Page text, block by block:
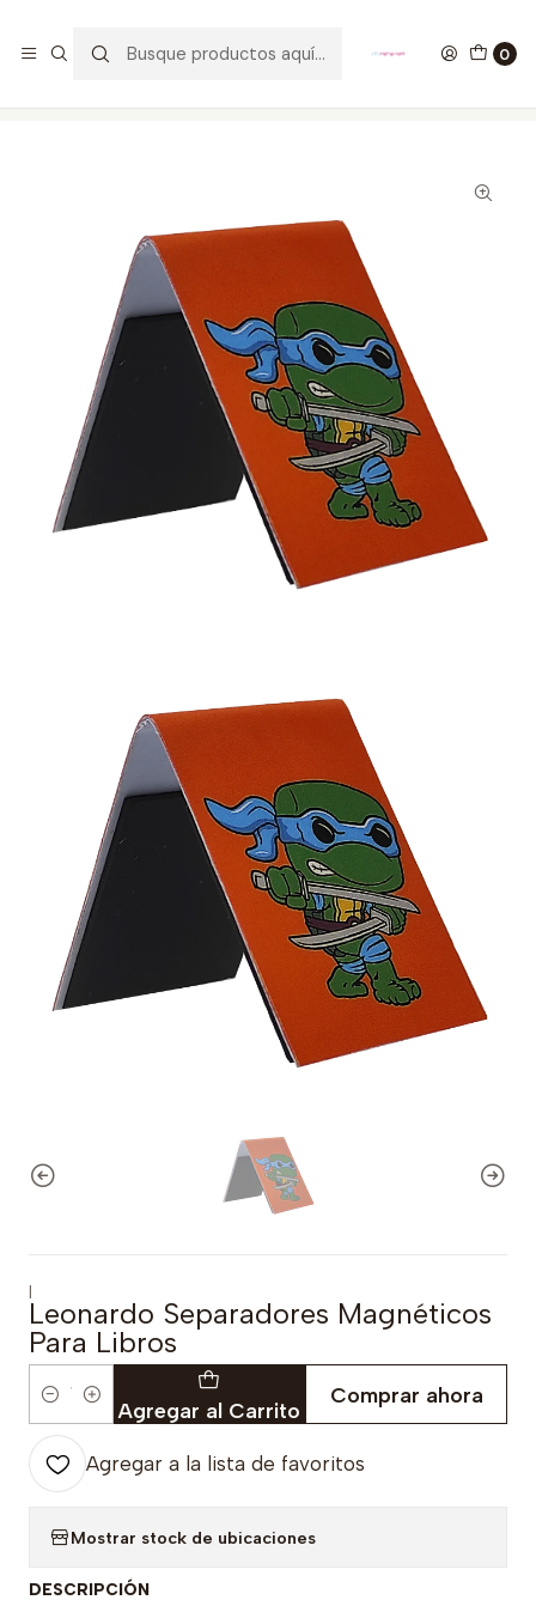
0
|
Leonardo Separadores Magnéticos
Para Libros
Cantidad Agregar al Carrito
Comprar ahora
Agregar a la lista de favoritos
Mostrar stock de ubicaciones
DESCRIPCIÓN